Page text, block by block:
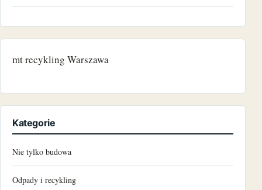
czerwiec 2024
maj 2024
mt recykling Warszawa
Kategorie
Nie tylko budowa
Odpady i recykling